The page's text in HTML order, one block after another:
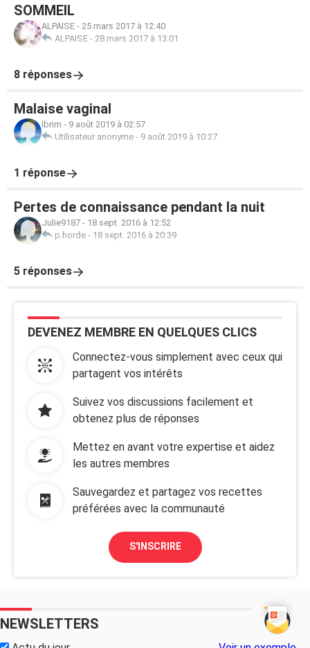
SOMMEIL
ALPAISE - 25 mars 2017 à 12:40
ALPAISE - 28 mars 2017 à 13:01
8 réponses
Malaise vaginal
Ibrim - 9 août 2019 à 02:57
Utilisateur anonyme - 9 août 2019 à 10:27
1 réponse
Pertes de connaissance pendant la nuit
Julie9187 - 18 sept. 2016 à 12:52
p.horde - 18 sept. 2016 à 20:39
5 réponses
DEVENEZ MEMBRE EN QUELQUES CLICS
Connectez-vous simplement avec ceux qui
partagent vos intérêts
Suivez vos discussions facilement et
obtenez plus de réponses
Mettez en avant votre expertise et aidez
les autres membres
Sauvegardez et partagez vos recettes
préférées avec la communauté
S'INSCRIRE
NEWSLETTERS